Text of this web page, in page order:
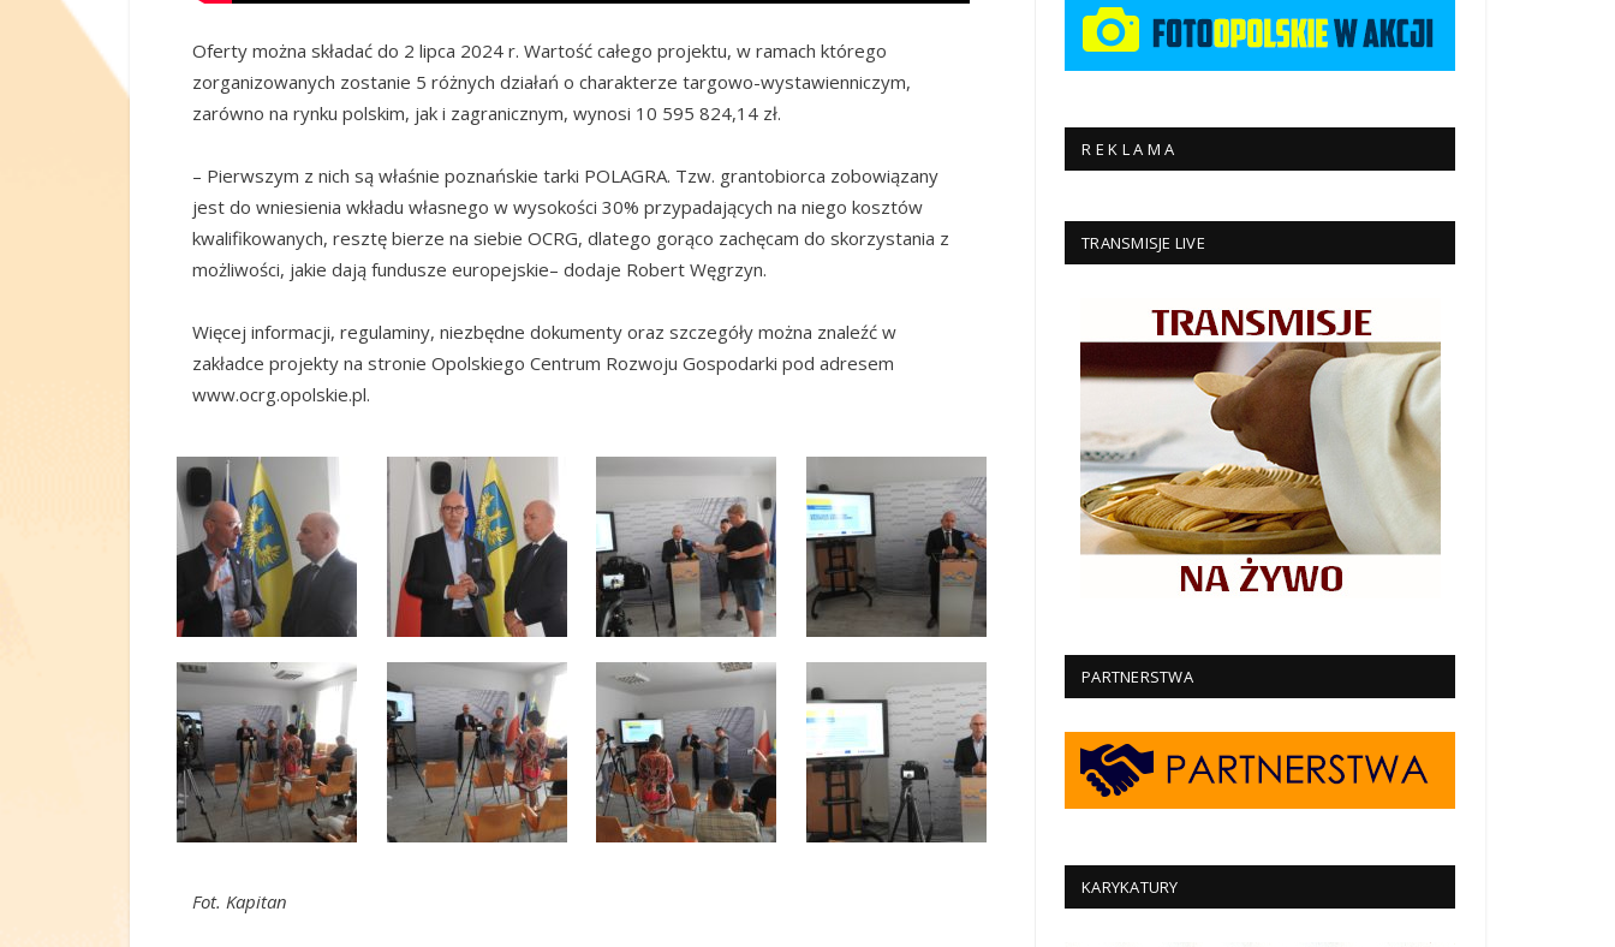
Oferty można składać do 2 lipca 2024 r. Wartość całego projektu, w ramach którego
zorganizowanych zostanie 5 różnych działań o charakterze targowo-wystawienniczym,
zarówno na rynku polskim, jak i zagranicznym, wynosi 10 595 824,14 zł.
– Pierwszym z nich są właśnie poznańskie tarki POLAGRA. Tzw. grantobiorca zobowiązany
jest do wniesienia wkładu własnego w wysokości 30% przypadających na niego kosztów
kwalifikowanych, resztę bierze na siebie OCRG, dlatego gorąco zachęcam do skorzystania z
możliwości, jakie dają fundusze europejskie– dodaje Robert Węgrzyn.
Więcej informacji, regulaminy, niezbędne dokumenty oraz szczegóły można znaleźć w
zakładce projekty na stronie Opolskiego Centrum Rozwoju Gospodarki pod adresem
www.ocrg.opolskie.pl.
Fot. Kapitan
R E K L A M A
TRANSMISJE LIVE
PARTNERSTWA
KARYKATURY